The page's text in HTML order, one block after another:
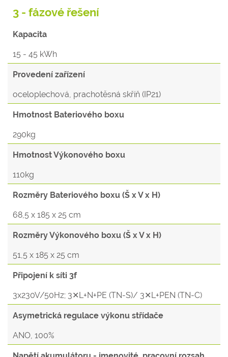
3 - fázové řešení
Kapacita
15 - 45 kWh
Provedení zařízení
oceloplechová, prachotěsná skříň (IP21)
Hmotnost Bateriového boxu
290kg
Hmotnost Výkonového boxu
110kg
Rozměry Bateriového boxu (Š x V x H)
68,5 x 185 x 25 cm
Rozměry Výkonového boxu (Š x V x H)
51,5 x 185 x 25 cm
Připojení k síti 3f
3x230V/50Hz; 3✕L+N+PE (TN-S)/ 3✕L+PEN (TN-C)
Asymetrická regulace výkonu střídače
ANO, 100%